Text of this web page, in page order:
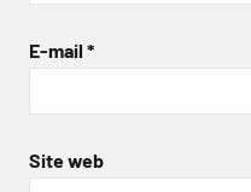
E-mail *
Site web